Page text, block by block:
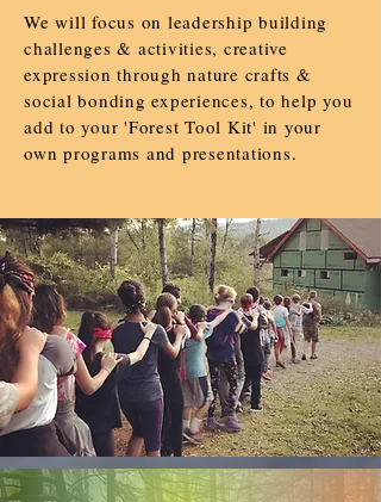
We will focus on leadership building
challenges & activities, creative
expression through nature crafts &
social bonding experiences, to help you
add to your 'Forest Tool Kit' in your
own programs and presentations.